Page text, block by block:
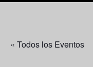
« Todos los Eventos